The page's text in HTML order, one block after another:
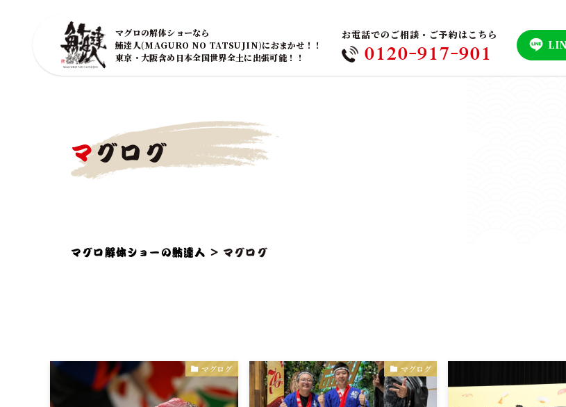
マグロの解体ショーなら
鮪達人(MAGURO NO TATSUJIN)におまかせ！！
東京・大阪含め日本全国世界全土に出張可能！！
お電話でのご相談・ご予約はこちら
0120-917-901
マグログ
マグロ解体ショーの鮪達人 > マグログ
マグログ マグログ